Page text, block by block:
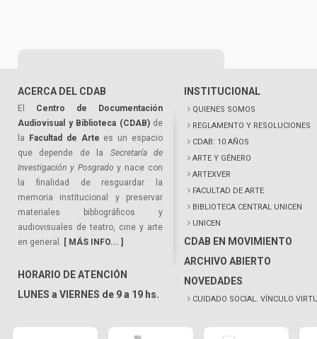
ACERCA DEL CDAB
El Centro de Documentación
Audiovisual y Biblioteca (CDAB)de
la
Facultad de Arte es un espacio
que depende de la Secretaría de
Investigación y Posgrado y nace con
la finalidad de resguardar la
memoria institucional y preservar
materiales bibliográficos y
audiovisuales de teatro, cine y arte
en general. [ MÁS INFO... ]
HORARIO DE ATENCIÓN
LUNES a VIERNES de 9 a 19 hs.
INSTITUCIONAL
QUIENES SOMOS
REGLAMENTO Y RESOLUCIONES
CDAB: 10 AÑOS
ARTE Y GÉNERO
ARTEXVER
FACULTAD DE ARTE
BIBLIOTECA CENTRAL UNICEN
UNICEN
CDAB EN MOVIMIENTO
ARCHIVO ABIERTO
NOVEDADES
CUIDADO SOCIAL. VÍNCULO